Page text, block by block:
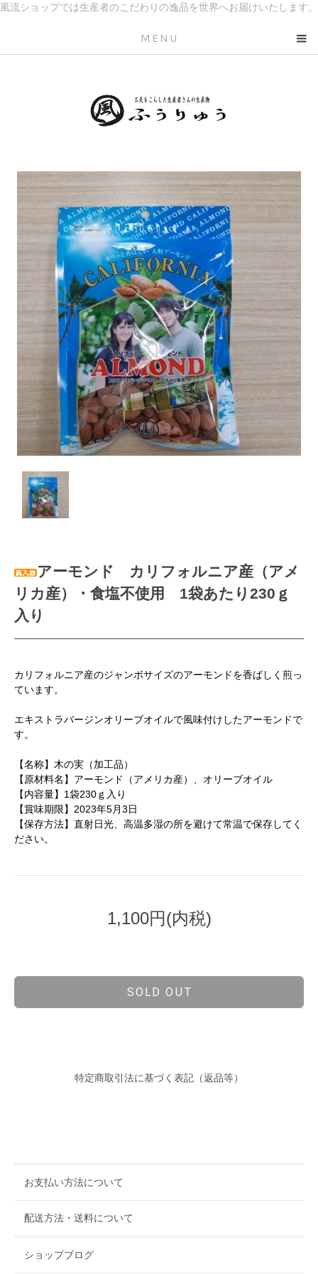
風流ショップでは生産者のこだわりの逸品を世界へお届けいたします。
MENU
アーモンド カリフォルニア産（アメ
リカ産）・食塩不使用 1袋あたり230ｇ
入り
カリフォルニア産のジャンボサイズのアーモンドを香ばしく煎っ
ています。
エキストラバージンオリーブオイルで風味付けしたアーモンドで
す。
【名称】木の実（加工品）
【原材料名】アーモンド（アメリカ産）、オリーブオイル
【内容量】1袋230ｇ入り
【賞味期限】2023年5月3日
【保存方法】直射日光、高温多湿の所を避けて常温で保存してく
ださい。
1,100円(内税)
SOLD OUT
特定商取引法に基づく表記（返品等）
お支払い方法について
配送方法・送料について
ショップブログ